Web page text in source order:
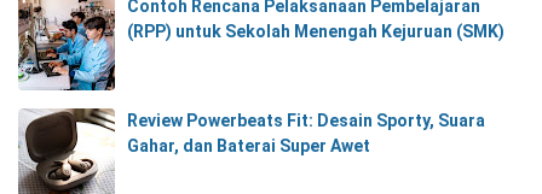
Contoh Rencana Pelaksanaan Pembelajaran
(RPP) untuk Sekolah Menengah Kejuruan (SMK)
Review Powerbeats Fit: Desain Sporty, Suara
Gahar, dan Baterai Super Awet